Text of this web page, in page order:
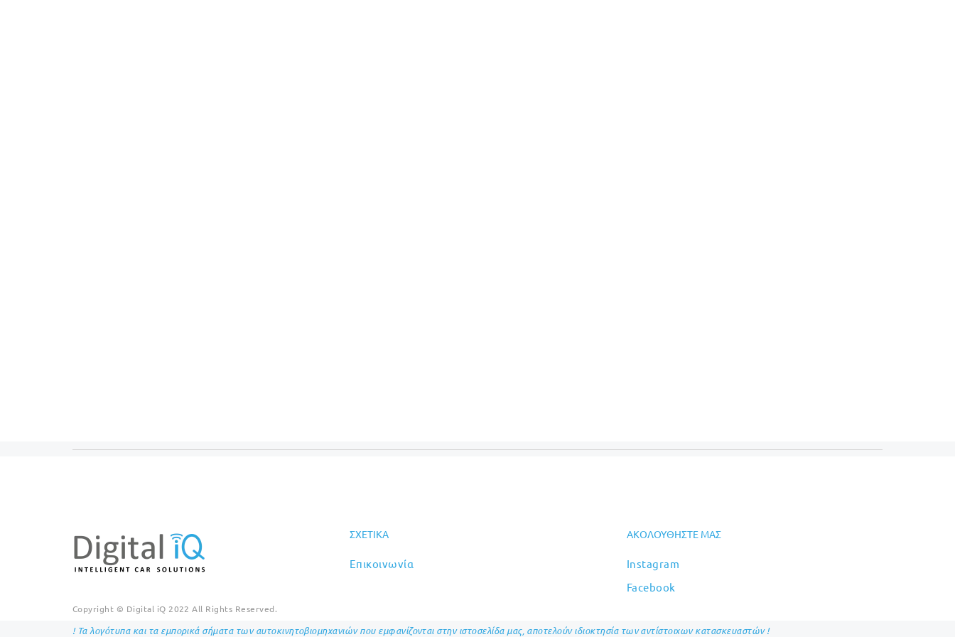
Copyright © Digital iQ 2022 All Rights Reserved.
ΣΧΕΤΙΚΆ
Επικοινωνία
ΑΚΟΛΟΥΘΉΣΤΕ ΜΑΣ
Instagram
Facebook
! Τα λογότυπα και τα εμπορικά σήματα των αυτοκινητοβιομηχανιών που εμφανίζονται στην ιστοσελίδα μας, αποτελούν ιδιοκτησία των αντίστοιχων κατασκευαστών !